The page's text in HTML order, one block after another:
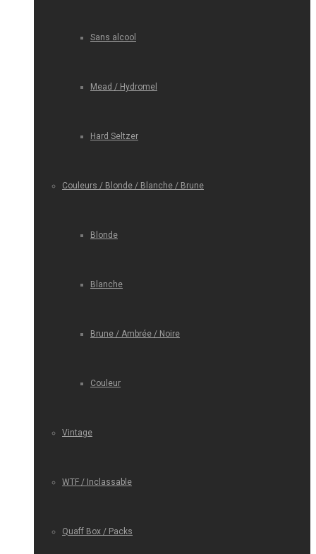
Sans alcool
Mead / Hydromel
Hard Seltzer
Couleurs / Blonde / Blanche / Brune
Blonde
Blanche
Brune / Ambrée / Noire
Couleur
Vintage
WTF / Inclassable
Quaff Box / Packs